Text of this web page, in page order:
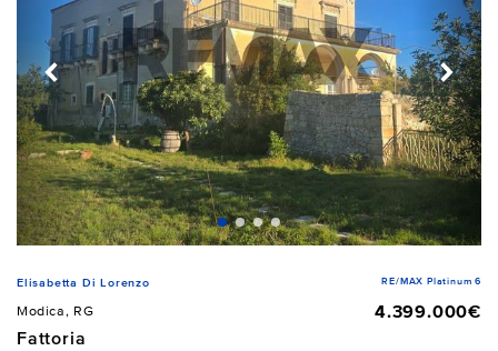
Elisabetta Di Lorenzo RE/MAX Platinum 6
Modica, RG
4.399.000€
Fattoria